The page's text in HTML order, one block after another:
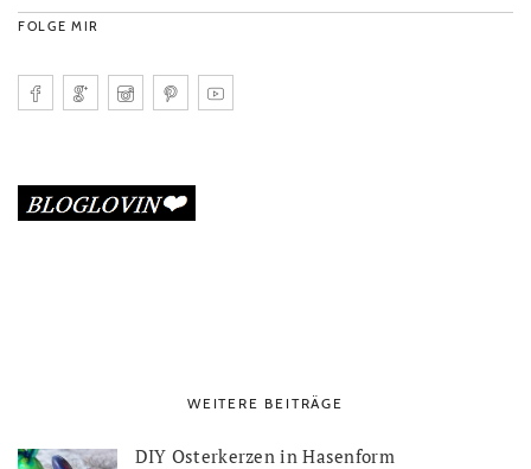
FOLGE MIR
WEITERE BEITRÄGE
DIY Osterkerzen in Hasenform